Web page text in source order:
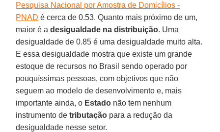
Pesquisa Nacional por Amostra de Domicílios -
PNAD é cerca de 0.53. Quanto mais próximo de um,
maior é adesigualdade na distribuição. Uma
desigualdade de 0.85 é uma desigualdade muito alta.
E essa desigualdade mostra que existe um grande
estoque de recursos no Brasil sendo operado por
pouquíssimas pessoas, com objetivos que não
seguem ao modelo de desenvolvimento e, mais
importante ainda, o Estado não tem nenhum
instrumento detributação para a redução da
desigualdade nesse setor.